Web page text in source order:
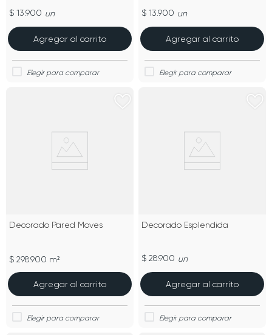
$ 13.900 un
Agregar al carrito
$ 13.900 un
Agregar al carrito
Decorado Pared Moves
$ 298.900 m²
Agregar al carrito
Decorado Esplendida
$ 28.900 un
Agregar al carrito